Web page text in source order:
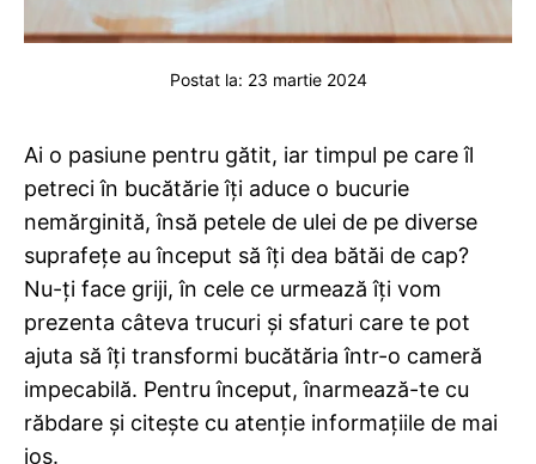
Postat la: 23 martie 2024
Ai o pasiune pentru gătit, iar timpul pe care îl
petreci în bucătărie îți aduce o bucurie
nemărginită, însă petele de ulei de pe diverse
suprafețe au început să îți dea bătăi de cap?
Nu-ți face griji, în cele ce urmează îți vom
prezenta câteva trucuri și sfaturi care te pot
ajuta să îți transformi bucătăria într-o cameră
impecabilă. Pentru început, înarmează-te cu
răbdare și citește cu atenție informațiile de mai
jos.